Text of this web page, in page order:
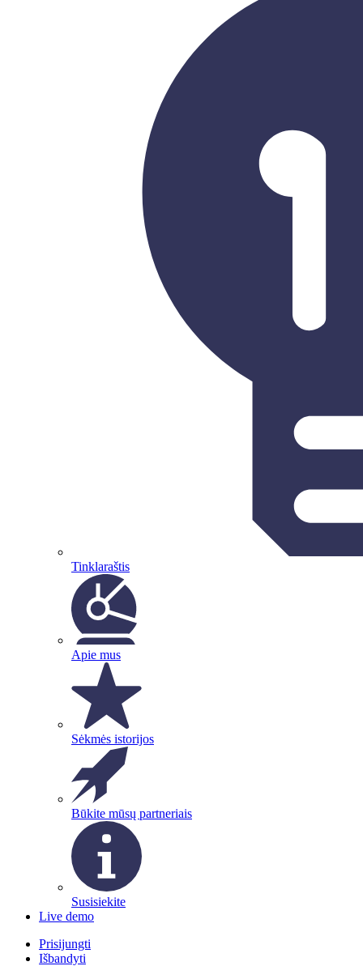
Tinklaraštis
Apie mus
Sėkmės istorijos
Būkite mūsų partneriais
Susisiekite
Live demo
Prisijungti
Išbandyti